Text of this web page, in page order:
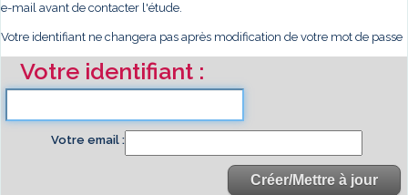
e-mail avant de contacter l'étude.
Votre identifiant ne changera pas après modification de votre mot de passe
Votre identifiant
Votre email